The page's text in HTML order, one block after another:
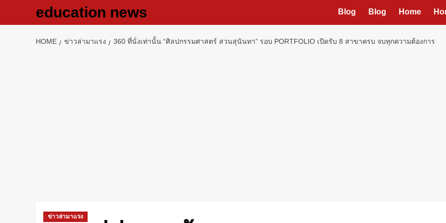
education news Blog Blog Home
HOME ข่าวล่ามาแรง 360 ที่นั่งเท่านั้น “ศิลปกรรมศาสตร์ สวนสุนันทา” รอบ PORTFOLIO เปิดรับ 8 สาขาครบ จบทุกความต้องการ
ข่าวล่ามาแรง